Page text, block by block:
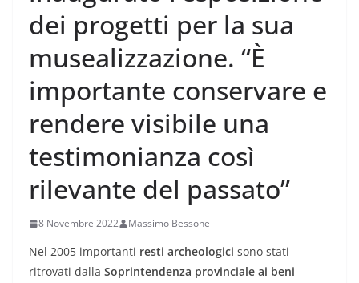
dei progetti per la sua
musealizzazione. “È
importante conservare e
rendere visibile una
testimonianza così
rilevante del passato”
8 Novembre 2022 Massimo Bessone
Nel 2005 importanti resti archeologici sono stati
ritrovati dalla Soprintendenza provinciale ai beni